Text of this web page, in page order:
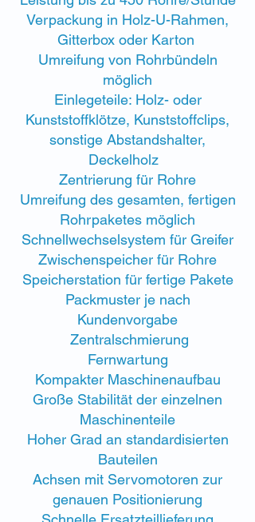
Verpackung in Holz-U-Rahmen,
Gitterbox oder Karton
Umreifung von Rohrbündeln
möglich
Einlegeteile: Holz- oder
Kunststoffklötze, Kunststoffclips,
sonstige Abstandshalter,
Deckelholz
Zentrierung für Rohre
Umreifung des gesamten, fertigen
Rohrpaketes möglich
Schnellwechselsystem für Greife​r
Zwischenspeicher für Rohre
Speicherstation für fertige Pakete​
Packmuster je nach
Kundenvorgabe
Zentralschmierung
Fernwartung​
Kompakter Maschinenaufbau
Große Stabilität der einzelnen
Maschinenteile​
Hoher Grad an standardisierten
Bauteilen
Achsen mit Servomotoren zur
genauen Positionierung​